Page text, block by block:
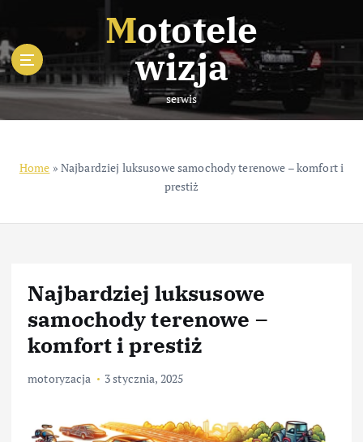
i
p
t
o
c
Mototele
wizja
serwis
Home » Najbardziej luksusowe samochody terenowe – komfort i
prestiż
Najbardziej luksusowe
samochody terenowe –
komfort i prestiż
motoryzacja 3 stycznia, 2025